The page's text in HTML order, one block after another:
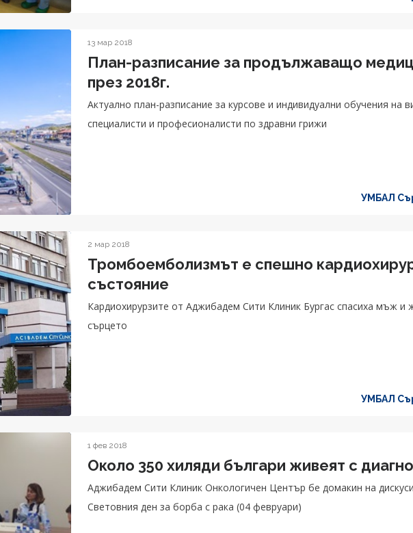
13 мар 2018
План-разписание за продължаващо
през 2018г.
Актуално план-разписание за курсове и индивидуални обучения на
специалисти и професионалисти по здравни грижи
УМБАЛ
2 мар 2018
Тромбоемболизмът е спешно
състояние
Кардиохирурзите от Аджибадем Сити Клиник Бургас спасиха мъж и
сърцето
УМБАЛ
1 фев 2018
Около 350 хиляди българи живеят с
Аджибадем Сити Клиник Онкологичен Център бе домакин на
Световния ден за борба с рака (04 февруари)